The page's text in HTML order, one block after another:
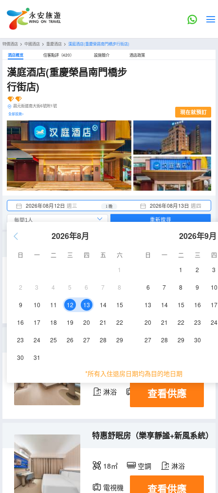
特價酒店 > 中國酒店 > 重慶酒店 > 漢庭酒店(重慶榮昌南門橋步行街店)
酒店概览 住客點評（420） 設施簡介 酒店政策
漢庭酒店(重慶榮昌南門橋步
行街店)
昌元街道南大街6號附1號
全部設施> 現在就預訂
2026年08月12日 週三 2026年08月13日 週四
1 晚
2026年8月
日 一 二 三 四 五
六
1
2 3 4 5 6 7 8
9 10 11 12 13 14 15
16 17 18 19 20 21 22
23 24 25 26 27 28 29
30 31
2026年9月
日 一 二 三
四
1
2 3
6 7 8 9 10
13 14 15 16 17
20 21 22 23 24
27 28 29 30
*所有入住退房日期均為目的地日期
重新搜尋
空調
20㎡ 5-10層 空調
淋浴 電視機
查看供應
特惠舒眠房（樂享靜謐+新風系統）
18㎡ 空調 淋浴
電視機 查看供應